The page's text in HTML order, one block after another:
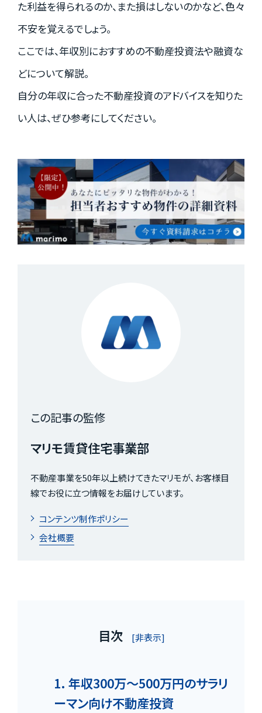
コンテンツポリシー
た利益を得られるのか、また損はしないのかなど、色々
不安を覚えるでしょう。
ここでは、年収別におすすめの不動産投資法や融資な
どについて解説。
自分の年収に合った不動産投資のアドバイスを知りた
い人は、ぜひ参考にしてください。
この記事の監修
マリモ賃貸住宅事業部
不動産事業を50年以上続けてきたマリモが、お客様目
線でお役に立つ情報をお届けしています。
コンテンツ制作ポリシー
会社概要
目次 [非表示]
1. 年収300万～500万円のサラリ
ーマン向け不動産投資